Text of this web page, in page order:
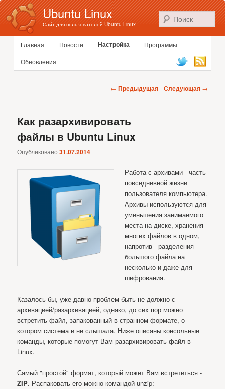
Ubuntu Linux
Сайт для пользователей Ubuntu Linux
Главное меню
Перейти к основному содержимому
Перейти к дополнительному содержимому
Главная Новости Настройка
Программы
Обновления
Навигация по записям
← Предыдущая Следующая →
Как разархивировать
файлы в Ubuntu Linux
Опубликовано 31.07.2014
Работа с архивами - часть
повседневной жизни
пользователя компьютера.
Архивы используются для
уменьшения занимаемого
места на диске, хранения
многих файлов в одном,
напротив - разделения
большого файла на
несколько и даже для
шифрования.
Казалось бы, уже давно проблем быть не должно с
архивацией/разархивацией, однако, до сих пор можно
встретить файл, запакованный в странном формате, о
котором система и не слышала. Ниже описаны консольные
команды, которые помогут Вам разархивировать файл в
Linux.
Самый "простой" формат, который может Вам встретиться -
ZIP. Распаковать его можно командой unzip: